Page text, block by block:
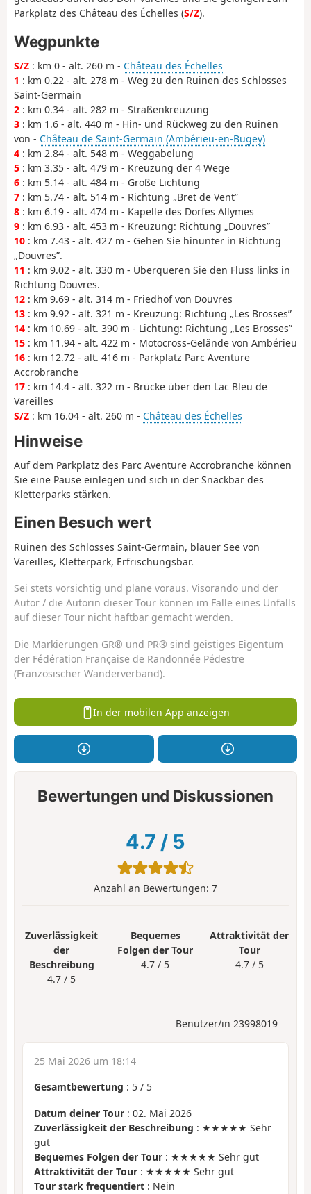
Parkplatz des Château des Échelles (S/Z).
Wegpunkte
S/Z : km 0 - alt. 260 m - Château des Échelles
1 : km 0.22 - alt. 278 m - Weg zu den Ruinen des Schlosses
Saint-Germain
2 : km 0.34 - alt. 282 m - Straßenkreuzung
3 : km 1.6 - alt. 440 m - Hin- und Rückweg zu den Ruinen
von - Château de Saint-Germain (Ambérieu-en-Bugey)
4 : km 2.84 - alt. 548 m - Weggabelung
5 : km 3.35 - alt. 479 m - Kreuzung der 4 Wege
6 : km 5.14 - alt. 484 m - Große Lichtung
7 : km 5.74 - alt. 514 m - Richtung „Bret de Vent”
8 : km 6.19 - alt. 474 m - Kapelle des Dorfes Allymes
9 : km 6.93 - alt. 453 m - Kreuzung: Richtung „Douvres”
10 : km 7.43 - alt. 427 m - Gehen Sie hinunter in Richtung
„Douvres”.
11 : km 9.02 - alt. 330 m - Überqueren Sie den Fluss links in
Richtung Douvres.
12 : km 9.69 - alt. 314 m - Friedhof von Douvres
13 : km 9.92 - alt. 321 m - Kreuzung: Richtung „Les Brosses”
14 : km 10.69 - alt. 390 m - Lichtung: Richtung „Les Brosses”
15 : km 11.94 - alt. 422 m - Motocross-Gelände von Ambérieu
16 : km 12.72 - alt. 416 m - Parkplatz Parc Aventure
Accrobranche
17 : km 14.4 - alt. 322 m - Brücke über den Lac Bleu de
Vareilles
S/Z : km 16.04 - alt. 260 m - Château des Échelles
Hinweise
Auf dem Parkplatz des Parc Aventure Accrobranche können
Sie eine Pause einlegen und sich in der Snackbar des
Kletterparks stärken.
Einen Besuch wert
Ruinen des Schlosses Saint-Germain, blauer See von
Vareilles, Kletterpark, Erfrischungsbar.
Sei stets vorsichtig und plane voraus. Visorando und der
Autor / die Autorin dieser Tour können im Falle eines Unfalls
auf dieser Tour nicht haftbar gemacht werden.
Die Markierungen GR® und PR® sind geistiges Eigentum
der Fédération Française de Randonnée Pédestre
(Französischer Wanderverband).
In der mobilen App anzeigen
Bewertungen und Diskussionen
4.7 / 5
Anzahl an Bewertungen: 7
Zuverlässigkeit
der
Beschreibung
4.7 / 5
Bequemes
Folgen der Tour
4.7 / 5
Attraktivität der
Tour
4.7 / 5
Benutzer/in 23998019
25 Mai 2026 um 18:14
Gesamtbewertung : 5 / 5
Datum deiner Tour : 02. Mai 2026
Zuverlässigkeit der Beschreibung : ★★★★★ Sehr
gut
Bequemes Folgen der Tour : ★★★★★ Sehr gut
Attraktivität der Tour : ★★★★★ Sehr gut
Tour stark frequentiert : Nein